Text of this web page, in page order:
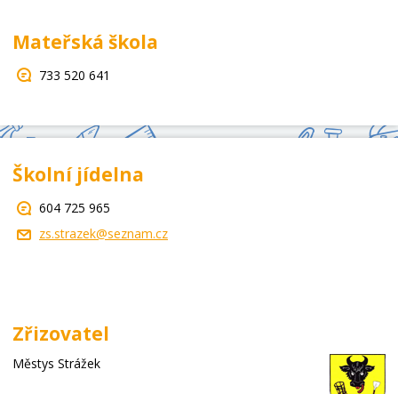
Mateřská škola
733 520 641
Školní jídelna
604 725 965
zs.strazek@seznam.cz
Zřizovatel
Městys Strážek